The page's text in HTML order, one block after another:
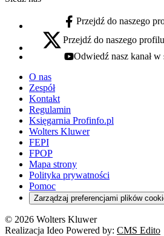
facebook - otwiera się w nowej
Przejdź do naszego
x - otwiera się w nowej karcie
Przejdź do naszego
youtube - otwiera się w nowej
Odwiedź nasz kanał
O nas
Zespół
Kontakt
Regulamin
Księgarnia Profinfo.pl
Wolters Kluwer
FEPI
FPOP
Mapa strony
Polityka prywatności
Pomoc
Zarządzaj preferencjami plików
© 2026 Wolters Kluwer
Realizacja Ideo Powered by: CMS Edito